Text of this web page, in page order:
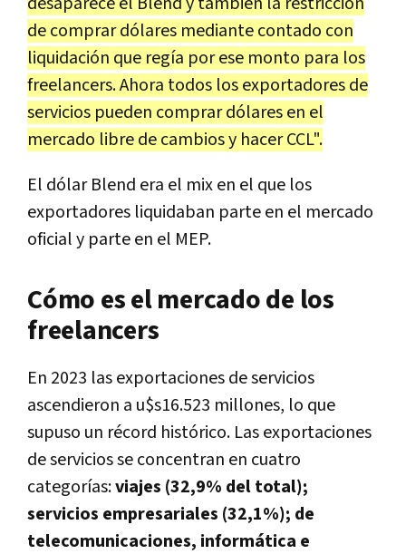
de comprar dólares mediante contado con
liquidación que regía por ese monto para los
freelancers. Ahora todos los exportadores de
servicios pueden comprar dólares en el
mercado libre de cambios y hacer CCL".
El dólar Blend era el mix en el que los
exportadores liquidaban parte en el mercado
oficial y parte en el MEP.
Cómo es el mercado de los
freelancers
En 2023 las exportaciones de servicios
ascendieron a u$s16.523 millones, lo que
supuso un récord histórico. Las exportaciones
de servicios se concentran en cuatro
categorías:viajes (32,9% del total);
servicios empresariales (32,1%); de
telecomunicaciones, informática e